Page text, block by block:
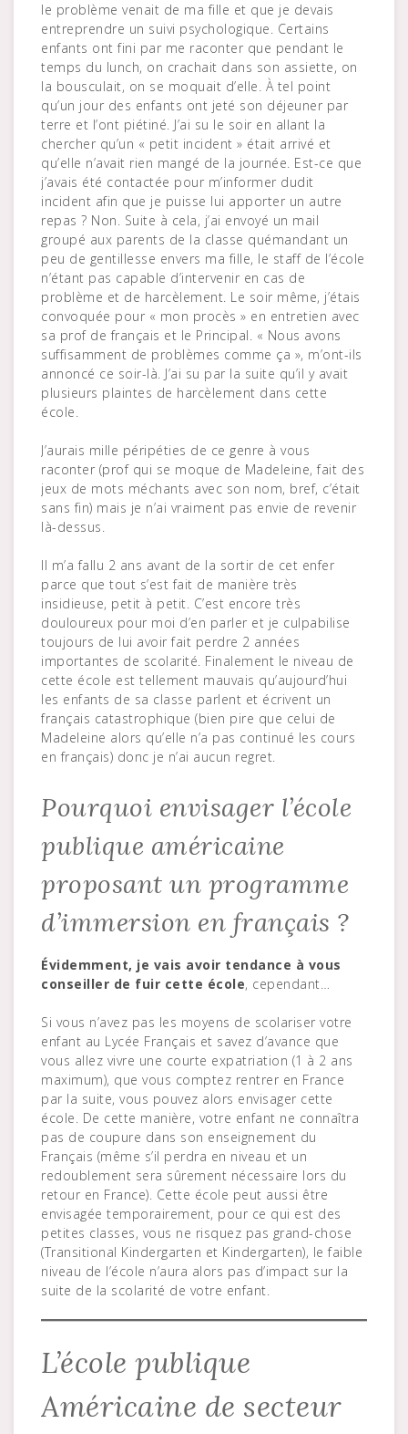
le problème venait de ma fille et que je devais
entreprendre un suivi psychologique. Certains
enfants ont fini par me raconter que pendant le
temps du lunch, on crachait dans son assiette, on
la bousculait, on se moquait d’elle. À tel point
qu’un jour des enfants ont jeté son déjeuner par
terre et l’ont piétiné. J’ai su le soir en allant la
chercher qu’un « petit incident » était arrivé et
qu’elle n’avait rien mangé de la journée. Est-ce que
j’avais été contactée pour m’informer dudit
incident afin que je puisse lui apporter un autre
repas ? Non. Suite à cela, j’ai envoyé un mail
groupé aux parents de la classe quémandant un
peu de gentillesse envers ma fille, le staff de l’école
n’étant pas capable d’intervenir en cas de
problème et de harcèlement. Le soir même, j’étais
convoquée pour « mon procès » en entretien avec
sa prof de français et le Principal. « Nous avons
suffisamment de problèmes comme ça », m’ont-ils
annoncé ce soir-là. J’ai su par la suite qu’il y avait
plusieurs plaintes de harcèlement dans cette
école.
J’aurais mille péripéties de ce genre à vous
raconter (prof qui se moque de Madeleine, fait des
jeux de mots méchants avec son nom, bref, c’était
sans fin) mais je n’ai vraiment pas envie de revenir
là-dessus.
Il m’a fallu 2 ans avant de la sortir de cet enfer
parce que tout s’est fait de manière très
insidieuse, petit à petit. C’est encore très
douloureux pour moi d’en parler et je culpabilise
toujours de lui avoir fait perdre 2 années
importantes de scolarité. Finalement le niveau de
cette école est tellement mauvais qu’aujourd’hui
les enfants de sa classe parlent et écrivent un
français catastrophique (bien pire que celui de
Madeleine alors qu’elle n’a pas continué les cours
en français) donc je n’ai aucun regret.
Pourquoi envisager l’école
publique américaine
proposant un programme
d’immersion en français ?
Évidemment, je vais avoir tendance à vous
conseiller de fuir cette école, cependant…
Si vous n’avez pas les moyens de scolariser votre
enfant au Lycée Français et savez d’avance que
vous allez vivre une courte expatriation (1 à 2 ans
maximum), que vous comptez rentrer en France
par la suite, vous pouvez alors envisager cette
école. De cette manière, votre enfant ne connaîtra
pas de coupure dans son enseignement du
Français (même s’il perdra en niveau et un
redoublement sera sûrement nécessaire lors du
retour en France). Cette école peut aussi être
envisagée temporairement, pour ce qui est des
petites classes, vous ne risquez pas grand-chose
(Transitional Kindergarten et Kindergarten), le faible
niveau de l’école n’aura alors pas d’impact sur la
suite de la scolarité de votre enfant.
L’école publique
Américaine de secteur